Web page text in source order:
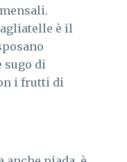
è il
sugo di
i frutti di